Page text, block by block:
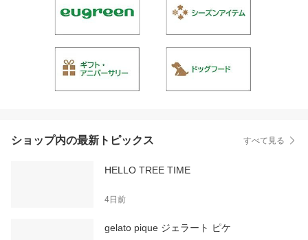
ショップ内の最新トピックス すべて見る
HELLO TREE TIME
4日前
gelato pique ジェラート ピケ